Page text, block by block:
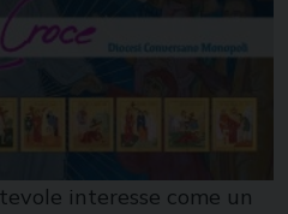
interesse come un